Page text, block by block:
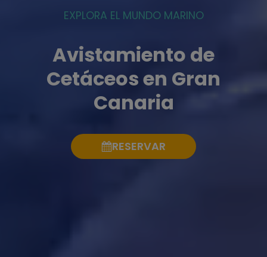
EXPLORA EL MUNDO MARINO
Avistamiento de
Cetáceos en Gran
Canaria
RESERVAR